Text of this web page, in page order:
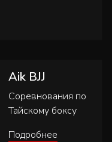
Aik BJJ
Соревнования по
Тайскому боксу
Подробнее